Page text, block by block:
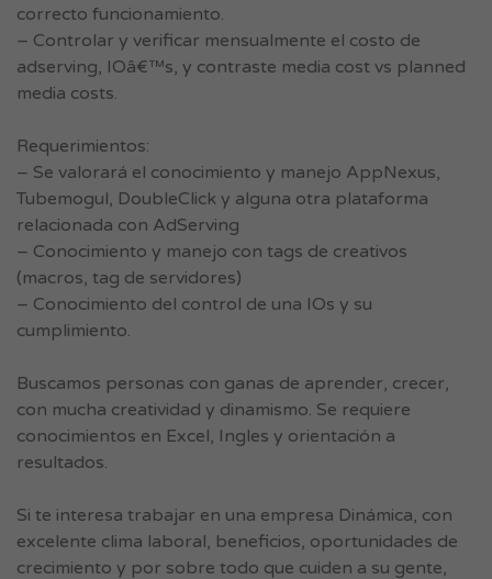
correcto funcionamiento.
– Controlar y verificar mensualmente el costo de
adserving, IOâ€™s, y contraste media cost vs planned
media costs.
Requerimientos:
– Se valorará el conocimiento y manejo AppNexus,
Tubemogul, DoubleClick y alguna otra plataforma
relacionada con AdServing
– Conocimiento y manejo con tags de creativos
(macros, tag de servidores)
– Conocimiento del control de una IOs y su
cumplimiento.
Buscamos personas con ganas de aprender, crecer,
con mucha creatividad y dinamismo. Se requiere
conocimientos en Excel, Ingles y orientación a
resultados.
Si te interesa trabajar en una empresa Dinámica, con
excelente clima laboral, beneficios, oportunidades de
crecimiento y por sobre todo que cuiden a su gente,